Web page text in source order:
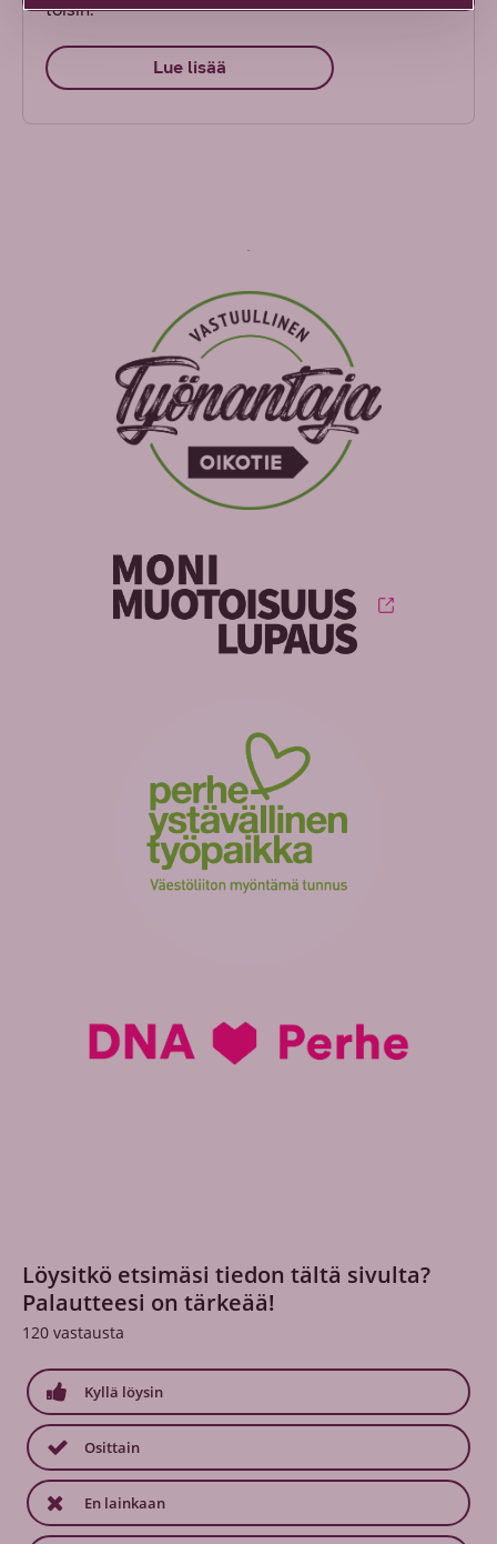
toisin.
Lue lisää
Löysitkö etsimäsi tiedon tältä sivulta?
Palautteesi on tärkeää!
120 vastausta
Kyllä löysin
Osittain
En lainkaan